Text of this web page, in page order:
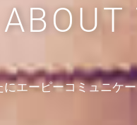
にエーピーコミュニケ